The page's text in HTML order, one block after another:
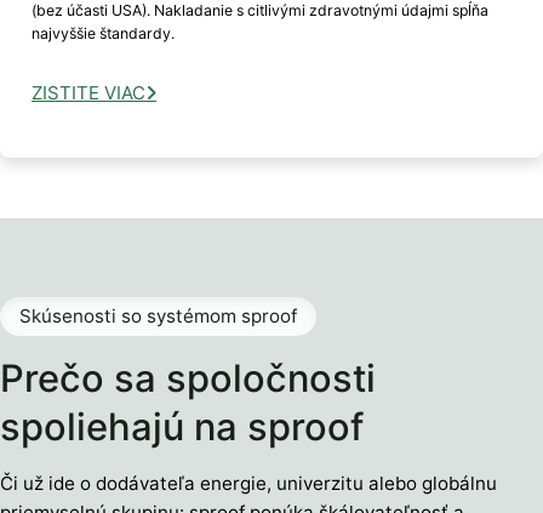
(bez účasti USA). Nakladanie s citlivými zdravotnými údajmi spĺňa
najvyššie štandardy.
ZISTITE VIAC
Skúsenosti so systémom sproof
Prečo sa spoločnosti
spoliehajú na sproof
Či už ide o dodávateľa energie, univerzitu alebo globálnu